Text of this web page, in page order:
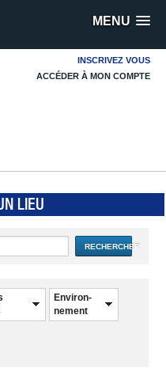
MENU
INSCRIVEZ VOUS
ACCÉDER À MON COMPTE
LIEU
RECHERCHER
Environ-
nement